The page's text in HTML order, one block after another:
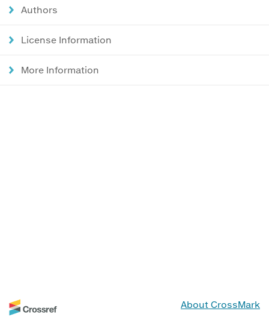
Authors
License Information
More Information
About CrossMark